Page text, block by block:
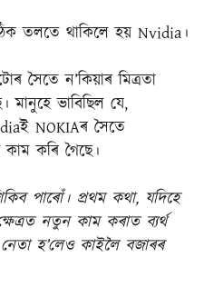
তলতে থাকিলে হয় Nvidia।
সৈতে ন’কিয়াৰ মিত্ৰতা
মানুহে ভাবিছিল যে,
NOKIAৰ সৈতে
কাম কৰি গৈছে।
পাৰোঁ। প্ৰথম কথা, যদিহে
নতুন কাম কৰাত ব্যৰ্থ
হ’লেও কাইলৈ বজাৰৰ